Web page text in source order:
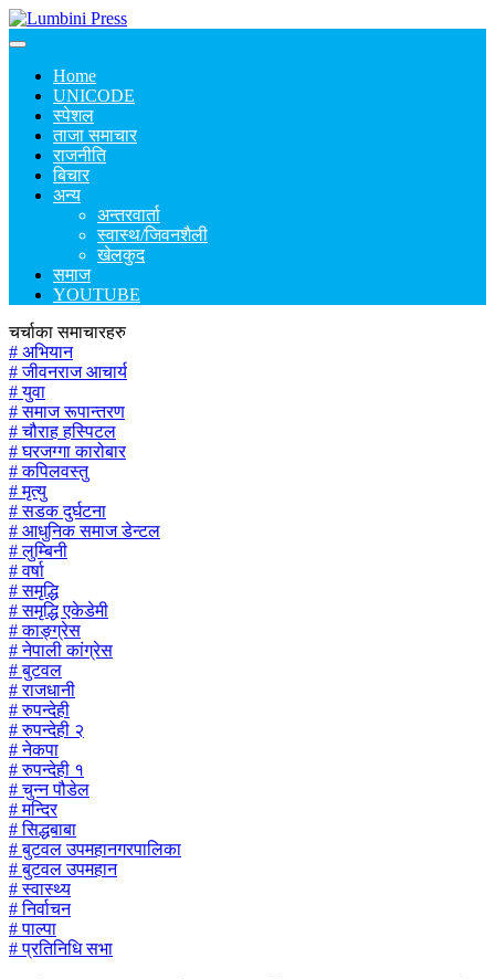
Home
UNICODE
स्पेशल
ताजा समाचार
राजनीति
बिचार
अन्य
अन्तरवार्ता
स्वास्थ/जिवनशैली
खेलकुद
समाज
YOUTUBE
चर्चाका समाचारहरु
# अभियान
# जीवनराज आचार्य
# युवा
# समाज रूपान्तरण
# चौराह हस्पिटल
# घरजग्गा कारोबार
# कपिलवस्तु
# मृत्यु
# सडक दुर्घटना
# आधुनिक समाज डेन्टल
# लुम्बिनी
# वर्षा
# समृद्धि
# समृद्धि एकेडेमी
# काङ्ग्रेस
# नेपाली कांग्रेस
# बुटवल
# राजधानी
# रुपन्देही
# रुपन्देही २
# नेकपा
# रुपन्देही १
# चुन्न पौडेल
# मन्दिर
# सिद्धबाबा
# बुटवल उपमहानगरपालिका
# बुटवल उपमहान
# स्वास्थ्य
# निर्वाचन
# पाल्पा
# प्रतिनिधि सभा